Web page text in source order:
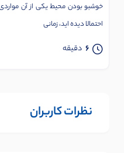
خوشبو بودن محیط یکی از آن
احتمالا دیده اید، زمانی
6 دقیقه
نظرات کاربران